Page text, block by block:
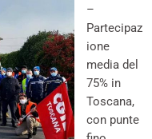
–
Partecipaz
ione
media del
75% in
Toscana,
con punte